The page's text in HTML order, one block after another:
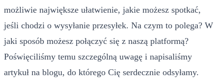
możliwie największe ułatwienie, jakie możesz spotkać,
jeśli chodzi o wysyłanie przesyłek. Na czym to polega? W
jaki sposób możesz połączyć się z naszą platformą?
Poświęciliśmy temu szczególną uwagę i napisaliśmy
artykuł na blogu, do którego Cię serdecznie odsyłamy.